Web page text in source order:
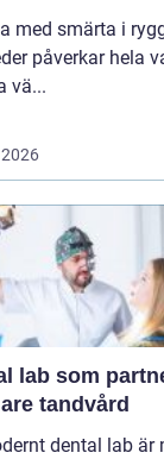
med smärta i
påverkar hela
vä...
lab som
tandvård
dental lab är